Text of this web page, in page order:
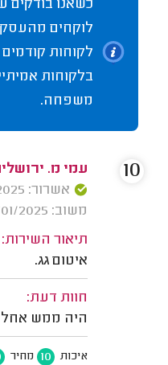
כשאנו בודקים
לוקחים מהעסק
לקוחות
בלקוחות
משפחה.
עמי מ.
אשרור: 12/09/2025
משוב: 03/01/2025
תיאור השירות:
איטום גג.
חוות דעת:
היה ממש
איכות 10 מחיר
10